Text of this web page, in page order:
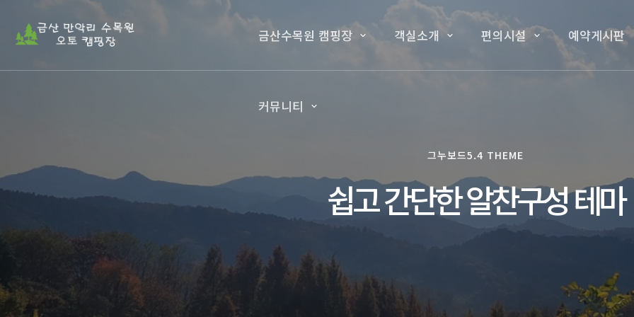
금산수목원 캠핑장 객실소개 편의시설 예약게시판
커뮤니티
그누보드5.4 THEME
쉽고 간단한 알찬구성 테마